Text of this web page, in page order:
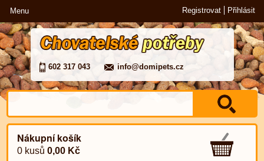
Menu Registrovat Přihlásit
602 317 043 info@domipets.cz
Nákupní košík
0 kusů0,00 Kč